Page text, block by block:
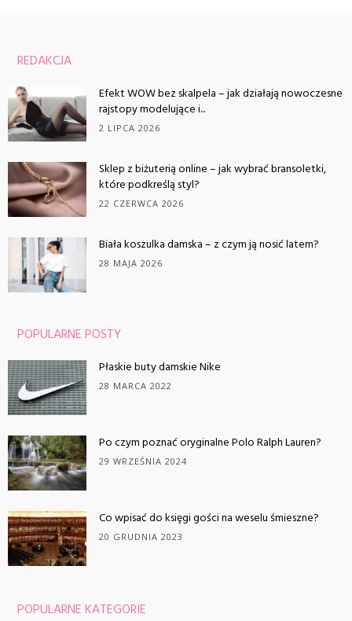
REDAKCJA
Efekt WOW bez skalpela – jak działają nowoczesne
rajstopy modelujące i...
2 LIPCA 2026
Sklep z biżuterią online – jak wybrać bransoletki,
które podkreślą styl?
22 CZERWCA 2026
Biała koszulka damska – z czym ją nosić latem?
28 MAJA 2026
POPULARNE POSTY
Płaskie buty damskie Nike
28 MARCA 2022
Po czym poznać oryginalne Polo Ralph Lauren?
29 WRZEŚNIA 2024
Co wpisać do księgi gości na weselu śmieszne?
20 GRUDNIA 2023
POPULARNE KATEGORIE